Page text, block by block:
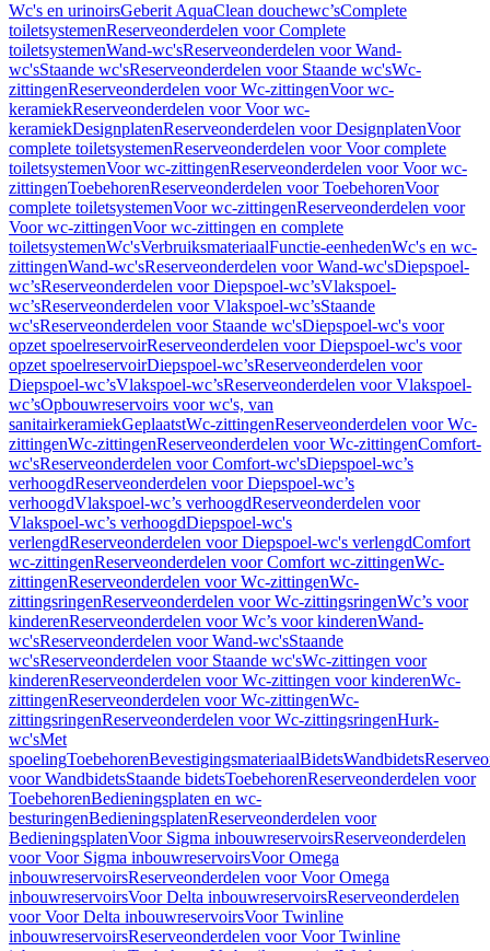
Wc's en urinoirsGeberit AquaClean douchewc’sComplete
toiletsystemenReserveonderdelen voor Complete
toiletsystemenWand-wc'sReserveonderdelen voor Wand-
wc'sStaande wc'sReserveonderdelen voor Staande wc'sWc-
zittingenReserveonderdelen voor Wc-zittingenVoor wc-
keramiekReserveonderdelen voor Voor wc-
keramiekDesignplatenReserveonderdelen voor DesignplatenVoor
complete toiletsystemenReserveonderdelen voor Voor complete
toiletsystemenVoor wc-zittingenReserveonderdelen voor Voor wc-
zittingenToebehorenReserveonderdelen voor ToebehorenVoor
complete toiletsystemenVoor wc-zittingenReserveonderdelen voor
Voor wc-zittingenVoor wc-zittingen en complete
toiletsystemenWc'sVerbruiksmateriaalFunctie-eenhedenWc's en wc-
zittingenWand-wc'sReserveonderdelen voor Wand-wc'sDiepspoel-
wc’sReserveonderdelen voor Diepspoel-wc’sVlakspoel-
wc’sReserveonderdelen voor Vlakspoel-wc’sStaande
wc'sReserveonderdelen voor Staande wc'sDiepspoel-wc's voor
opzet spoelreservoirReserveonderdelen voor Diepspoel-wc's voor
opzet spoelreservoirDiepspoel-wc’sReserveonderdelen voor
Diepspoel-wc’sVlakspoel-wc’sReserveonderdelen voor Vlakspoel-
wc’sOpbouwreservoirs voor wc's, van
sanitairkeramiekGeplaatstWc-zittingenReserveonderdelen voor Wc-
zittingenWc-zittingenReserveonderdelen voor Wc-zittingenComfort-
wc'sReserveonderdelen voor Comfort-wc'sDiepspoel-wc’s
verhoogdReserveonderdelen voor Diepspoel-wc’s
verhoogdVlakspoel-wc’s verhoogdReserveonderdelen voor
Vlakspoel-wc’s verhoogdDiepspoel-wc's
verlengdReserveonderdelen voor Diepspoel-wc's verlengdComfort
wc-zittingenReserveonderdelen voor Comfort wc-zittingenWc-
zittingenReserveonderdelen voor Wc-zittingenWc-
zittingsringenReserveonderdelen voor Wc-zittingsringenWc’s voor
kinderenReserveonderdelen voor Wc’s voor kinderenWand-
wc'sReserveonderdelen voor Wand-wc'sStaande
wc'sReserveonderdelen voor Staande wc'sWc-zittingen voor
kinderenReserveonderdelen voor Wc-zittingen voor kinderenWc-
zittingenReserveonderdelen voor Wc-zittingenWc-
zittingsringenReserveonderdelen voor Wc-zittingsringenHurk-
wc'sMet
spoelingToebehorenBevestigingsmateriaalBidetsWandbidets
voor WandbidetsStaande bidetsToebehorenReserveonderdelen voor
ToebehorenBedieningsplaten en wc-
besturingenBedieningsplatenReserveonderdelen voor
BedieningsplatenVoor Sigma inbouwreservoirsReserveonderdelen
voor Voor Sigma inbouwreservoirsVoor Omega
inbouwreservoirsReserveonderdelen voor Voor Omega
inbouwreservoirsVoor Delta inbouwreservoirsReserveonderdelen
voor Voor Delta inbouwreservoirsVoor Twinline
inbouwreservoirsReserveonderdelen voor Voor Twinline